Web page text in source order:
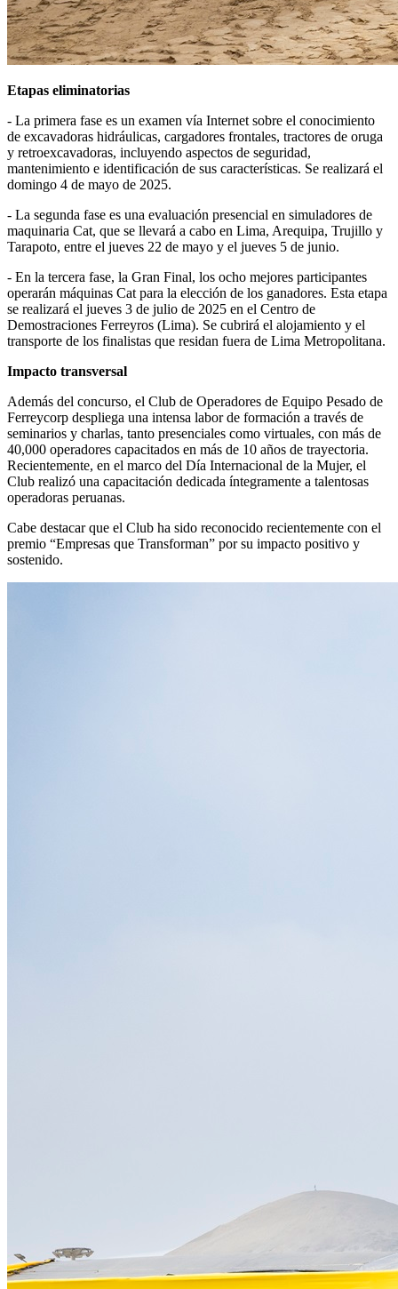
Etapas eliminatorias
- La primera fase es un examen vía Internet sobre el conocimiento
de excavadoras hidráulicas, cargadores frontales, tractores de oruga
y retroexcavadoras, incluyendo aspectos de seguridad,
mantenimiento e identificación de sus características. Se realizará el
domingo 4 de mayo de 2025.
- La segunda fase es una evaluación presencial en simuladores de
maquinaria Cat, que se llevará a cabo en Lima, Arequipa, Trujillo y
Tarapoto, entre el jueves 22 de mayo y el jueves 5 de junio.
- En la tercera fase, la Gran Final, los ocho mejores participantes
operarán máquinas Cat para la elección de los ganadores. Esta etapa
se realizará el jueves 3 de julio de 2025 en el Centro de
Demostraciones Ferreyros (Lima). Se cubrirá el alojamiento y el
transporte de los finalistas que residan fuera de Lima Metropolitana.
Impacto transversal
Además del concurso, el Club de Operadores de Equipo Pesado de
Ferreycorp despliega una intensa labor de formación a través de
seminarios y charlas, tanto presenciales como virtuales, con más de
40,000 operadores capacitados en más de 10 años de trayectoria.
Recientemente, en el marco del Día Internacional de la Mujer, el
Club realizó una capacitación dedicada íntegramente a talentosas
operadoras peruanas.
Cabe destacar que el Club ha sido reconocido recientemente con el
premio “Empresas que Transforman” por su impacto positivo y
sostenido.